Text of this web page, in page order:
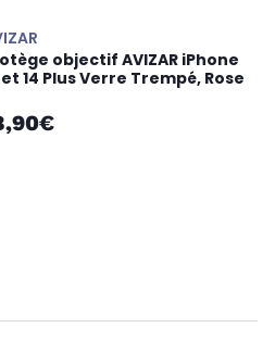
objectif AVIZAR iPhone
et 14 Plus Verre Trempé, Rose